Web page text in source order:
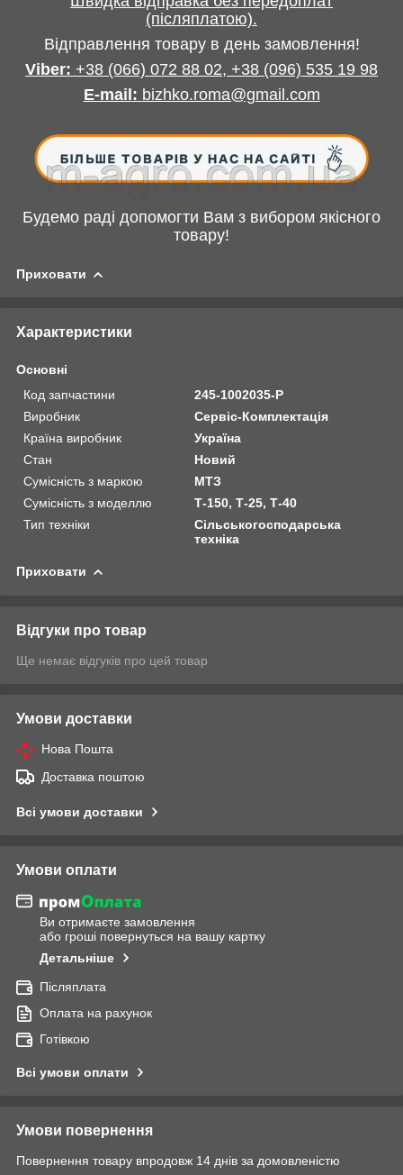
(післяплатою).
Відправлення товару в день замовлення!
Viber: +38 (066) 072 88 02, +38 (096) 535 19 98
E-mail: bizhko.roma@gmail.com
Будемо раді допомогти Вам з вибором якісного
товару!
Приховати
Характеристики
Основні
Код запчастини
245-1002035-Р
Виробник
Сервіс-Комплектація
Країна виробник
Україна
Стан
Новий
Сумісність з маркою
МТЗ
Сумісність з моделлю
Т-150, Т-25, Т-40
Тип техніки
Сільськогосподарська
техніка
Приховати
Відгуки про товар
Ще немає відгуків про цей товар
Умови доставки
Нова Пошта
Доставка поштою
Всі умови доставки
Умови оплати
Ви отримаєте замовлення
або гроші повернуться на вашу картку
Детальніше
Післяплата
Оплата на рахунок
Готівкою
Всі умови оплати
Умови повернення
Повернення товару впродовж 14 днів за домовленістю